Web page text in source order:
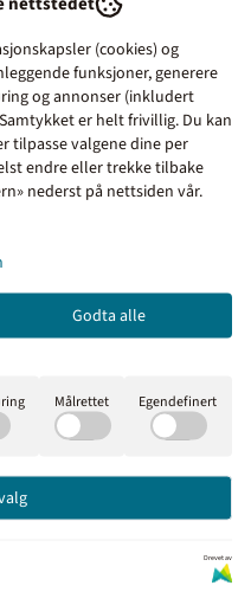
Legg varene i handlekurven,
og kontroller bestillingen. Gå
(bedrifter, borettslag,
30 dagers
sjekker ut av
1 uke. Haster det med
over natt, eller
Vestby kommune (ca 5 mil
til 16.00 alle
ekskl.
du
prisene
(cookies) og
funksjoner, generere
og annonser (inkludert
er helt frivillig. Du kan
tilpasse valgene dine per
endre eller trekke tilbake
nederst på nettsiden vår.
Godta alle
Målrettet Egendefinert
Drevet av